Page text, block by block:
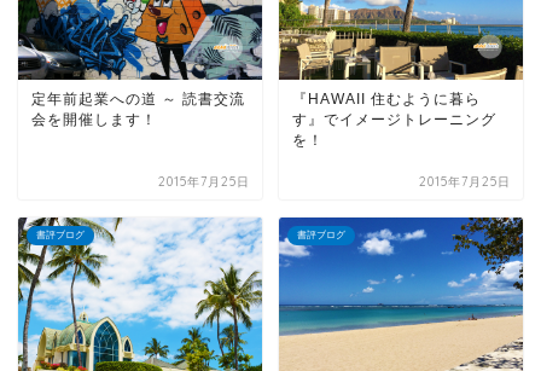
定年前起業への道 ～ 読書交流
会を開催します！
2015年7月25日
『HAWAII 住むように暮ら
す』でイメージトレーニング
を！
2015年7月25日
書評ブログ 書評ブログ